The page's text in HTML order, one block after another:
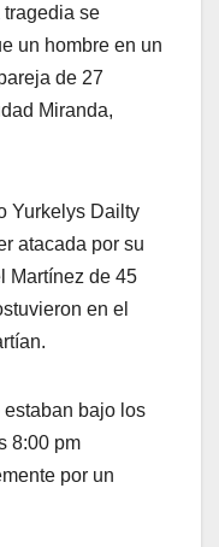
tragedia se
un hombre en un
de 27
Miranda,
Yurkelys Dailty
atacada por su
Martínez de 45
en el
bajo los
8:00 pm
por un